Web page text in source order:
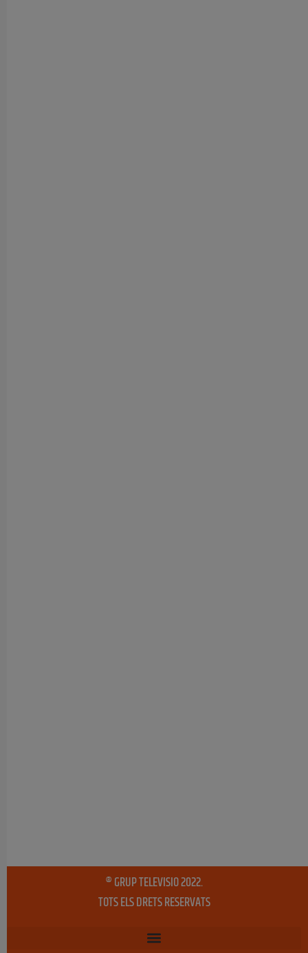
® GRUP TELEVISIO 2022.
TOTS ELS DRETS RESERVATS